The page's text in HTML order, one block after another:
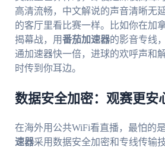
高清流畅，中文解说的声音清晰无
的客厅里看比赛一样。比如你在加
揭幕战，用番茄加速器的影音专线
通加速器快一倍，进球的欢呼声和
时传到你耳边。
数据安全加密：观赛更安
在海外用公共WiFi看直播，最怕的是
速器采用数据安全加密和专线传输